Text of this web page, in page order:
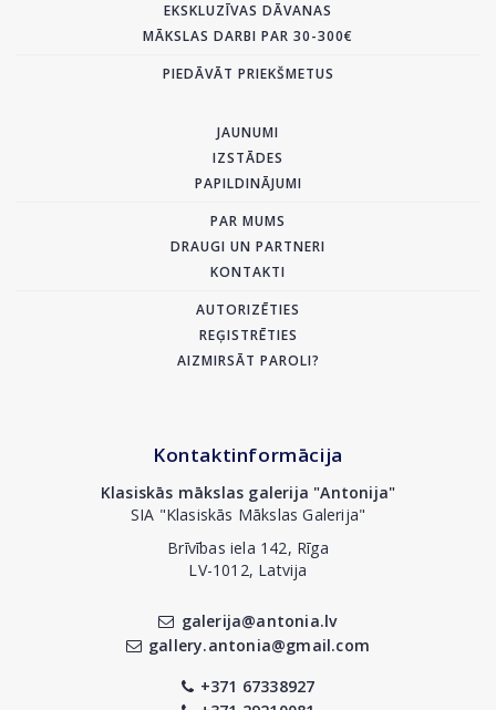
EKSKLUZĪVAS DĀVANAS
MĀKSLAS DARBI PAR 30-300€
PIEDĀVĀT PRIEKŠMETUS
JAUNUMI
IZSTĀDES
PAPILDINĀJUMI
PAR MUMS
DRAUGI UN PARTNERI
KONTAKTI
AUTORIZĒTIES
REĢISTRĒTIES
AIZMIRSĀT PAROLI?
Kontaktinformācija
Klasiskās mākslas galerija "Antonija"
SIA "Klasiskās Mākslas Galerija"
Brīvības iela 142, Rīga
LV-1012, Latvija
galerija@antonia.lv
gallery.antonia@gmail.com
+371 67338927